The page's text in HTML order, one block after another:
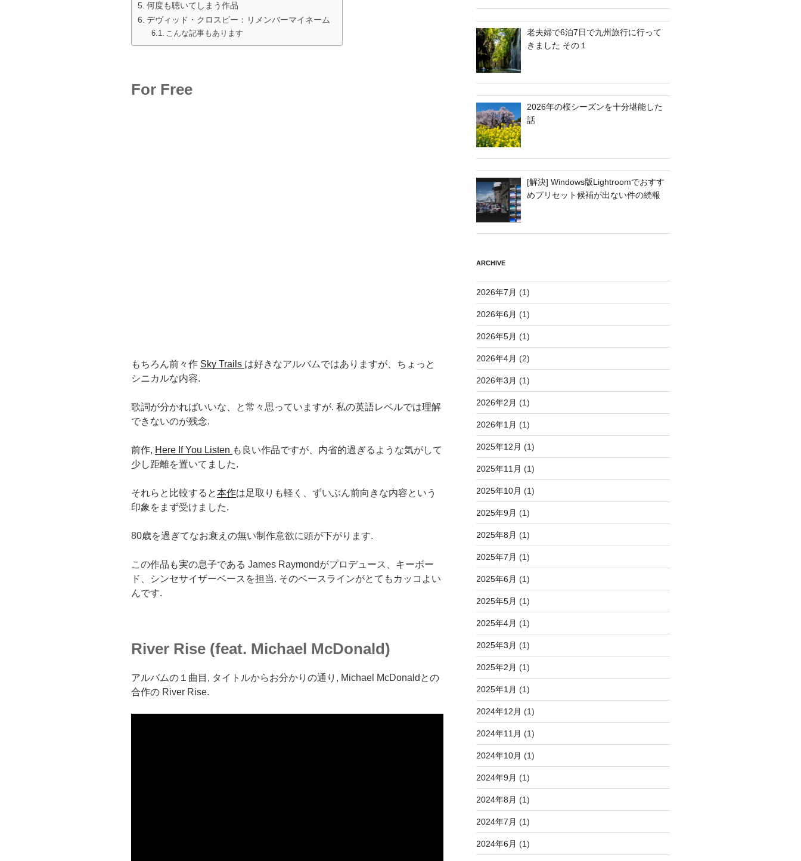
何度も聴いてしまう作品
デヴィッド・クロスビー：リメンバーマイネーム
こんな記事もあります
For Free
もちろん前々作 Sky Trails は好きなアルバムではありますが、ちょっと
シニカルな内容.
歌詞が分かればいいな、と常々思っていますが. 私の英語レベルでは理解
できないのが残念.
前作, Here If You Listen も良い作品ですが、内省的過ぎるような気がして
少し距離を置いてました.
それらと比較すると本作は足取りも軽く、ずいぶん前向きな内容という
印象をまず受けました.
80歳を過ぎてなお衰えの無い制作意欲に頭が下がります.
この作品も実の息子である James Raymondがプロデュース、キーボー
ド、シンセサイザーベースを担当. そのベースラインがとてもカッコよい
んです.
River Rise (feat. Michael McDonald)
アルバムの１曲目, タイトルからお分かりの通り, Michael McDonaldとの
合作の River Rise.
老夫婦で6泊7日で九州旅行に行って
きました その１
2026年の桜シーズンを十分堪能した
話
[解決] Windows版Lightroomでおすす
めプリセット候補が出ない件の続報
ARCHIVE
2026年7月 (1)
2026年6月 (1)
2026年5月 (1)
2026年4月 (2)
2026年3月 (1)
2026年2月 (1)
2026年1月 (1)
2025年12月 (1)
2025年11月 (1)
2025年10月 (1)
2025年9月 (1)
2025年8月 (1)
2025年7月 (1)
2025年6月 (1)
2025年5月 (1)
2025年4月 (1)
2025年3月 (1)
2025年2月 (1)
2025年1月 (1)
2024年12月 (1)
2024年11月 (1)
2024年10月 (1)
2024年9月 (1)
2024年8月 (1)
2024年7月 (1)
2024年6月 (1)